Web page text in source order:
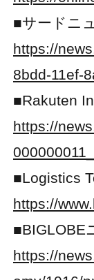
■サードニ
https://
8bdd-11ef-
■Rakuten
https://
■Logistics
https://
■BIGLOBE
https://